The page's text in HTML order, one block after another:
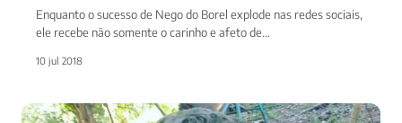
Enquanto o sucesso de Nego do Borel explode nas redes sociais,
ele recebe não somente o carinho e afeto de…
10 jul 2018